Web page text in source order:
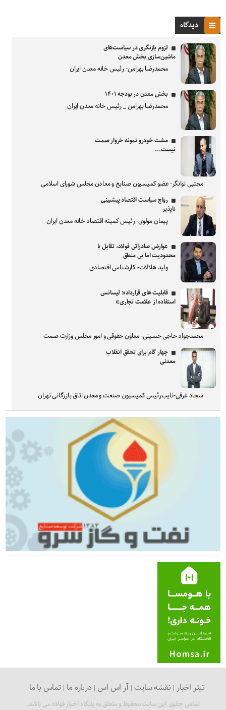
دیدگاه
لزوم بازنگری در سیاست‌های
ماشین‌سازی بخش معدن
محمدرضا بهرامن- رئیس خانه معدن ایران
بخش معدن در بودجه ۱۴۰۱
محمدرضا بهرامن _ رئیس خانه معدن ایران
مشت خودرو نمونه خروار صمت
نیست...
مجتبی توانگر- عضو کمیسیون صنایع و معادن مجلس شورای اسلامی
رواج سیاست اقتصاد پیشبینی
ناپذیر
پیمان مولوی- رئیس کمیته اقتصاد خانه معدن ایران
عوارض صادراتی فولاد، تقابل با
محدودیت اما بی منطق
ولید هلالات- کارشناس اقتصادی
قابلیت های قرارداد« لیسانس
استفاده از علامت تجاری»
محمدجواد حاجی حسینی- معاون حقوقی و امور مجلس وزارت صمت
چهار گام برای تحقق انقلاب
معدنی
سجاد غرقی-نایب‌رئیس کمیسیون صنعت و معدن اتاق بازرگانی تهران
تیتر اخبار نقشه سایت آر اس اس درباره ما تماس با ما
تمامی حقوق این سایت محفوظ و متعلق به پایگاه اخبار فولاد می باشد.